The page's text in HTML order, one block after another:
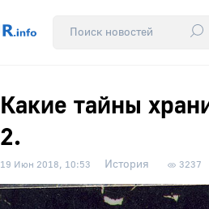
Какие тайны
2.
19 Июн 2018, 10:53 История 3237